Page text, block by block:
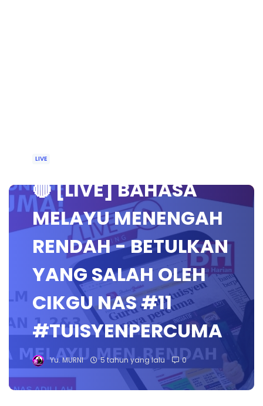
LIVE
🔴 [LIVE] BAHASA
MELAYU MENENGAH
RENDAH - BETULKAN
YANG SALAH OLEH
CIKGU NAS #11
#TUISYENPERCUMA
Yu. MURNI 5 tahun yang lalu 0